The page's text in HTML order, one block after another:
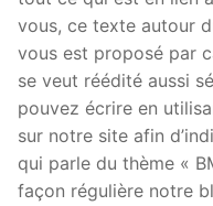
vous, ce texte autour
vous est proposé par
se veut réédité aussi
pouvez écrire en
sur notre site afin
qui parle du thème «
façon régulière notre